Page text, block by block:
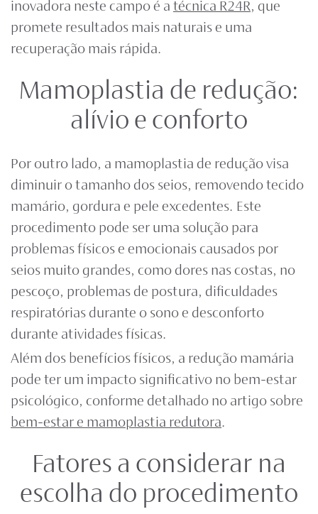
inovadora neste campo é a técnica R24R, que
promete resultados mais naturais e uma
recuperação mais rápida.
Mamoplastia de redução:
alívio e conforto
Por outro lado, a mamoplastia de redução visa
diminuir o tamanho dos seios, removendo tecido
mamário, gordura e pele excedentes. Este
procedimento pode ser uma solução para
problemas físicos e emocionais causados por
seios muito grandes, como dores nas costas, no
pescoço, problemas de postura, dificuldades
respiratórias durante o sono e desconforto
durante atividades físicas.
Além dos benefícios físicos, a redução mamária
pode ter um impacto significativo no bem-estar
psicológico, conforme detalhado no artigo sobre
bem-estar e mamoplastia redutora.
Fatores a considerar na
escolha do procedimento